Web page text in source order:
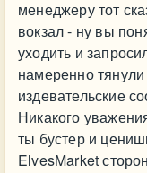
менеджеру тот
вокзал - ну вы
уходить и
намеренно
издевательские
Никакого
ты бустер и
ElvesMarket